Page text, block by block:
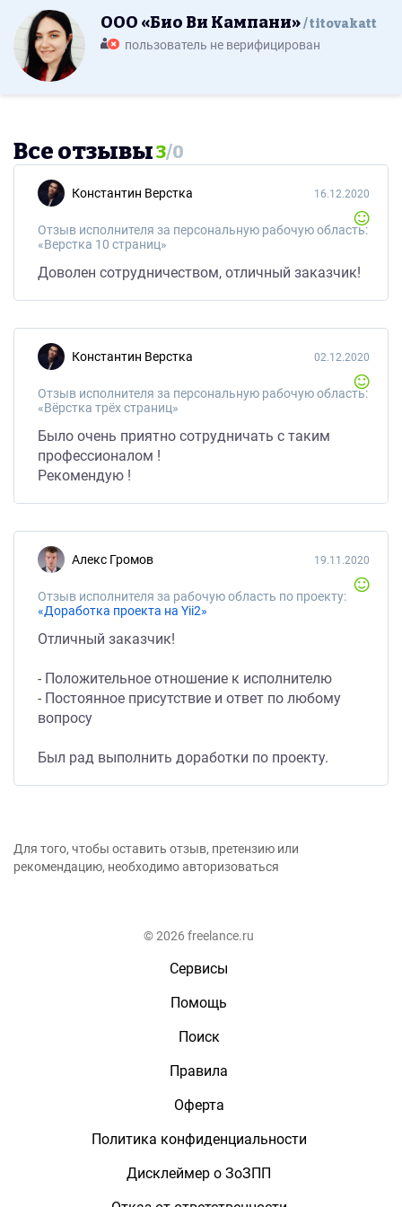
ООО «Био Ви Кампани» titovakatt
пользователь не верифицирован
Все отзывы3/0
Константин Верстка
Отзыв исполнителя за персональную рабочую область:
«Верстка 10 страниц»
16.12.2020
Доволен сотрудничеством, отличный заказчик!
Константин Верстка
Отзыв исполнителя за персональную рабочую область:
«Вёрстка трёх страниц»
02.12.2020
Было очень приятно сотрудничать с таким
профессионалом !
Рекомендую !
Алекс Громов
Отзыв исполнителя за рабочую область по проекту:
«Доработка проекта на Yii2»
19.11.2020
Отличный заказчик!
- Положительное отношение к исполнителю
- Постоянное присутствие и ответ по любому
вопросу
Был рад выполнить доработки по проекту.
Для того, чтобы оставить отзыв, претензию или
рекомендацию, необходимо авторизоваться
© 2026 freelance.ru
Сервисы
Помощь
Поиск
Правила
Оферта
Политика конфиденциальности
Дисклеймер о ЗоЗПП